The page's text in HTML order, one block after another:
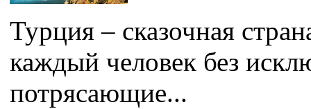
Турция – сказочная
каждый человек без
потрясающие...